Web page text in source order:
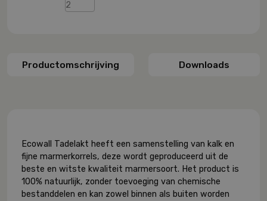
Productomschrijving Downloads
Ecowall Tadelakt heeft een samenstelling van kalk en
fijne marmerkorrels, deze wordt geproduceerd uit de
beste en witste kwaliteit marmersoort. Het product is
100% natuurlijk, zonder toevoeging van chemische
bestanddelen en kan zowel binnen als buiten worden